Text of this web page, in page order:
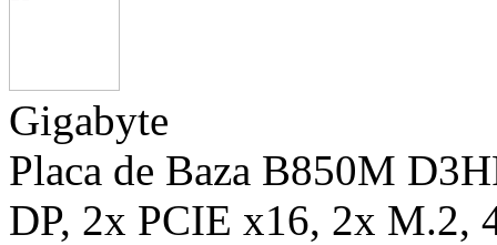
Gigabyte
Placa de Baza B850M
DP, 2x PCIE x16, 2x M.2,